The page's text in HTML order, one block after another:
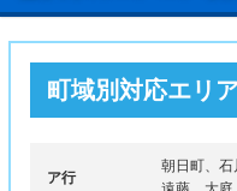
町域別対応エリ
ア行
朝日町、石